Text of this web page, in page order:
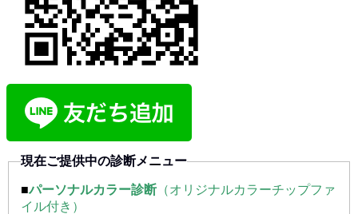
現在ご提供中の診断メニュー
■パーソナルカラー診断 （オリジナルカラーチップファ
イル付き）